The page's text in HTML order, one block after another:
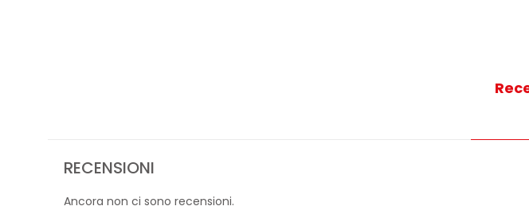
RECENSIONI
Ancora non ci sono recensioni.